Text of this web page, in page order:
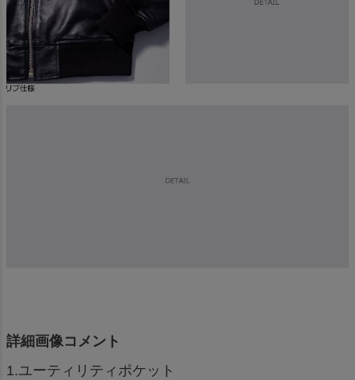
詳細画像コメント
1.ユーティリティポケット